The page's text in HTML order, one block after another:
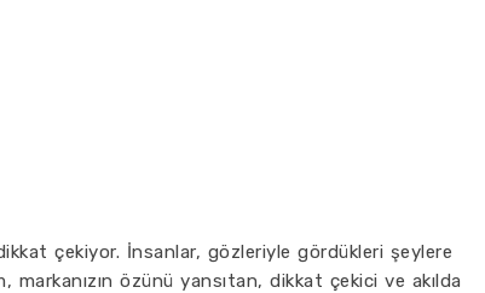
çekiyor. İnsanlar, gözleriyle gördükleri şeylere
markanızın özünü yansıtan, dikkat çekici ve akılda